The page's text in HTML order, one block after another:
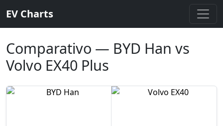
EV Charts
Comparativo — BYD Han vs
Volvo EX40 Plus